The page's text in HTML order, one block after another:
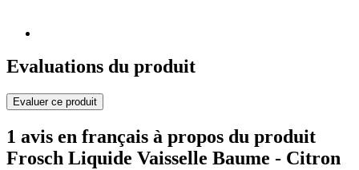
Evaluations du produit
Evaluer ce produit
1 avis en français à propos du produit
Frosch Liquide Vaisselle Baume - Citron